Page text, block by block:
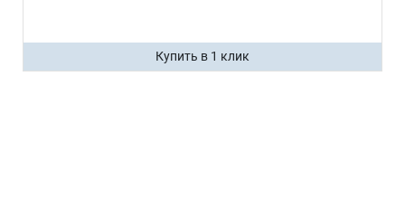
Купить в 1 клик